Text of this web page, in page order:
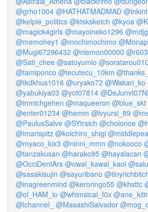
@grho1004 @HATHATMADMAD
@kelpie_politics @ktsksketch @kyoa
@magick4girls @mayoineko1296
@memohey1 @mochimochimo
@Mugi67296432 @niemon00000
@Sati_chee @satoyumio
@tamiponco @tecutecu_10km
@tkdkhus1016 @uryako72 @Wakari_ko
@yabukiya03 @yot07814
@inmichgehen @maqueeron @blue_skt
@enter01234 @hemm @lvyursl_89
@PaulusSalve @SYtrsich @cholonoe
@imarispitz @koichiro_shigi
@myaco_kix3 @ninni_mmn @nokooco
@tanzakusan @harako95 @hayalacan
@OcciDentArs @owal_kawal_kaol
@sasakisujin @sayuribano
@inagreenmind @keroringo55 @khsttc
@ol_HAM_lo @whimsical_f0x
@lchannel_
@MasashiSalvador